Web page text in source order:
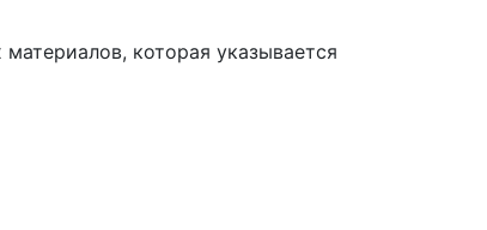
которая указывается